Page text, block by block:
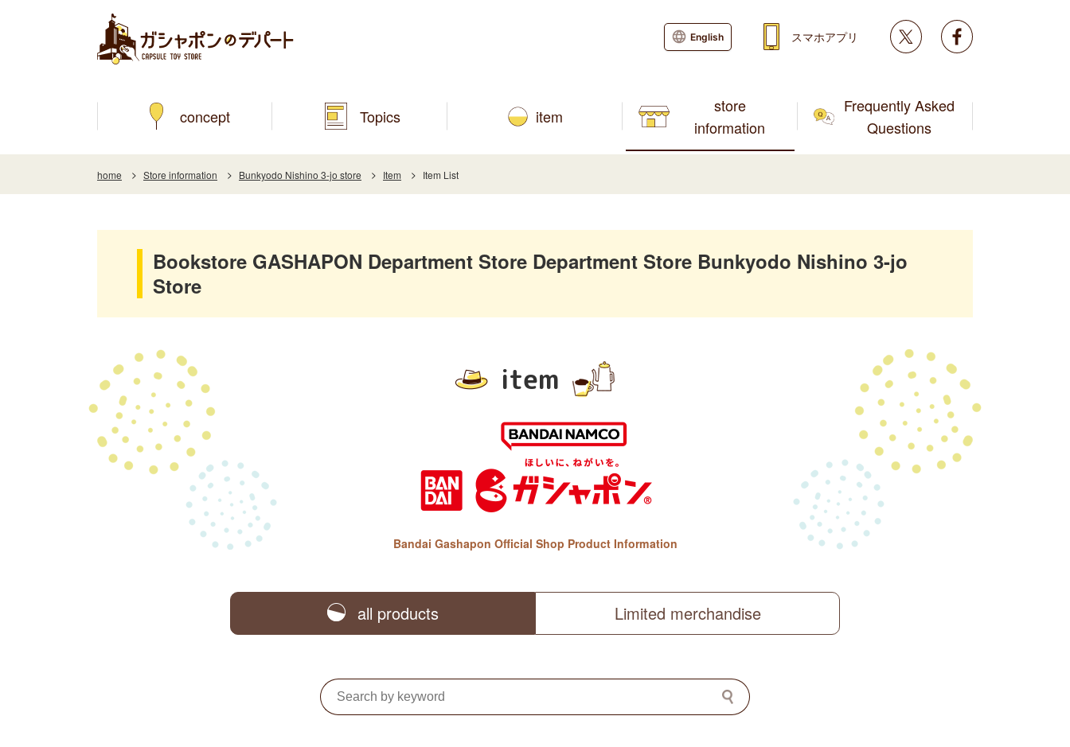
concept Topics item
store
information
Frequently Asked
Questions
English スマホアプリ Twitter
home Store information Bunkyodo Nishino 3-jo store Item Item List
Bookstore GASHAPON Department Store Department Store Bunkyodo Nishino 3-jo
Store
item
Bandai Gashapon Official Shop Product Information
all products Limited merchandise